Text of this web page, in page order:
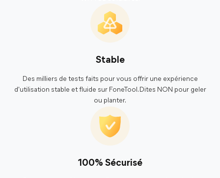
Stable
Des milliers de tests faits pour vous offrir une expérience
d'utilisation stable et fluide sur FoneTool. Dites NON pour geler
ou planter.
100% Sécurisé